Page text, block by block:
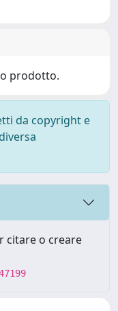
prodotto.
da copyright e
citare o creare